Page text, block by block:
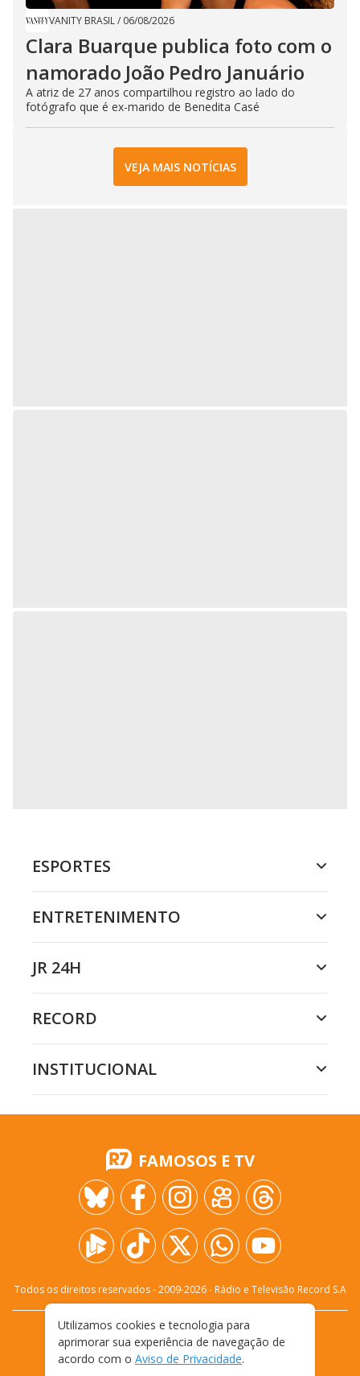
VANITY BRASIL/ 06/08/2026
Clara Buarque publica foto com o
namorado João Pedro Januário
A atriz de 27 anos compartilhou registro ao lado do
fotógrafo que é ex-marido de Benedita Casé
VEJA MAIS NOTÍCIAS
ESPORTES
ENTRETENIMENTO
JR 24H
RECORD
INSTITUCIONAL
FAMOSOS E TV
Todos os direitos reservados - 2009-2026- Rádio e Televisão Record S.A
FALE CONOSCO
PRIVACIDADE
TERMOS E CONDIÇÕES DE USO
Utilizamos cookies e tecnologia para
aprimorar sua experiência de navegação de
acordo com o Aviso de Privacidade.